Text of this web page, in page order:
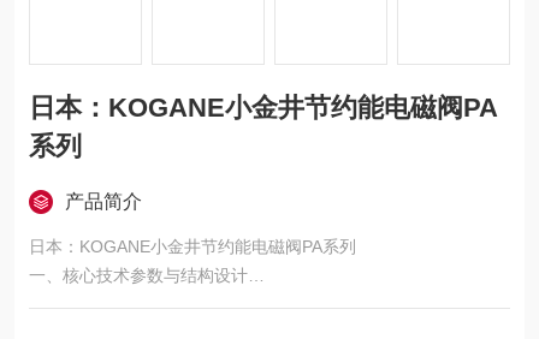
日本：KOGANE小金井节约能电磁阀PA
系列
产品简介
日本：KOGANE小金井节约能电磁阀PA系列
一、核心技术参数与结构设计
1. 节能与高效流量特性